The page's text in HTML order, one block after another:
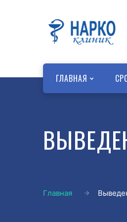
ГЛАВНАЯ
Главная